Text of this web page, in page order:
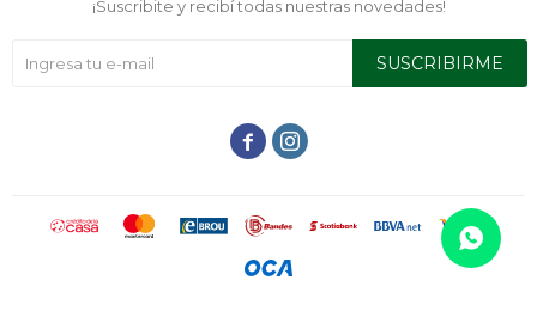
¡Suscribite y recibí todas nuestras novedades!
SUSCRIBIRME
 